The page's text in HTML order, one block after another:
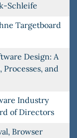
Schleife
Targetboard
Design: A
and
Industry
of Directors
Browser